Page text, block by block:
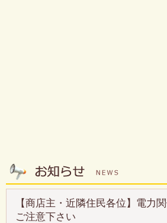
【商店主・近隣住民各位】電力
ご注意下さい